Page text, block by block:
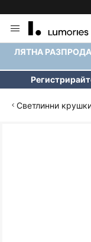
Прескачане
към
съдържанието
ЛЯТНА
Светлинни